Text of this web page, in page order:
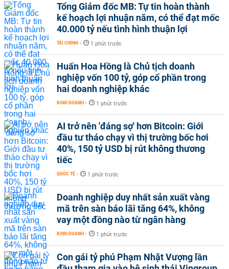
Tổng Giám đốc MB: Tự tin hoàn thành
kế hoạch lợi nhuận năm, có thể đạt mốc
40.000 tỷ nếu tình hình thuận lợi
TÀI CHÍNH - 1 phút trước
Huấn Hoa Hồng là Chủ tịch doanh
nghiệp vốn 100 tỷ, góp cổ phần trong
hai doanh nghiệp khác
KINH DOANH - 1 phút trước
AI trở nên 'đáng sợ' hơn Bitcoin: Giới
đầu tư tháo chạy vì thị trường bốc hơi
40%, 150 tỷ USD bị rút không thương
tiếc
QUỐC TẾ - 1 phút trước
Doanh nghiệp duy nhất sản xuất vàng
mã trên sàn báo lãi tăng 64%, không
vay một đồng nào từ ngân hàng
KINH DOANH - 1 phút trước
Con gái tỷ phú Phạm Nhật Vượng lần